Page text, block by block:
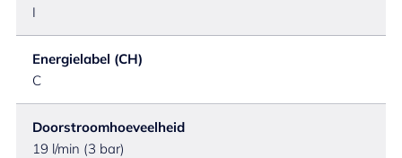
I
Energielabel (CH)
C
Doorstroomhoeveelheid
19 l/min (3 bar)